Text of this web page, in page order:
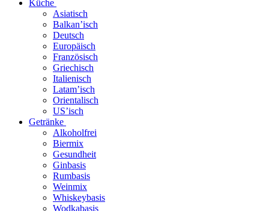
Küche
Asiatisch
Balkan’isch
Deutsch
Europäisch
Französisch
Griechisch
Italienisch
Latam’isch
Orientalisch
US’isch
Getränke
Alkoholfrei
Biermix
Gesundheit
Ginbasis
Rumbasis
Weinmix
Whiskeybasis
Wodkabasis